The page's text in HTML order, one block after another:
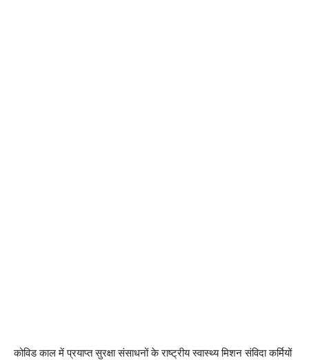
कोविड काल में प्रयाप्त सुरक्षा संसाधनों के राष्ट्रीय स्वास्थ्य मिशन संविदा कर्मियों